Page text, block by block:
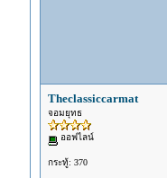
Theclassiccarmat
จอมยุทธ
ออฟไลน์
กระทู้: 370